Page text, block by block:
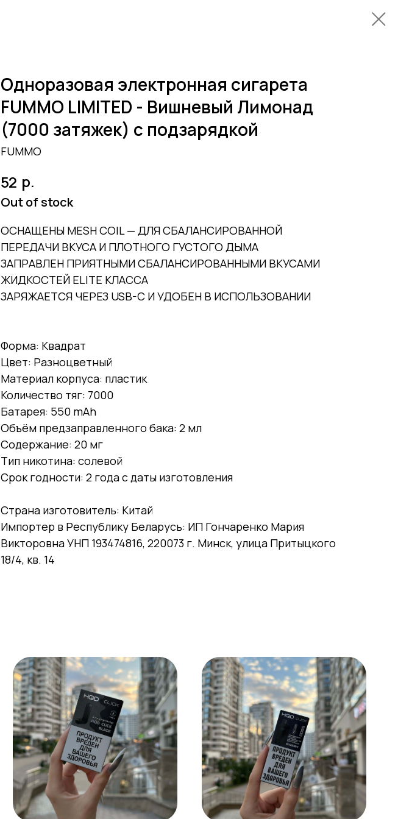
Одноразовая электронная сигарета
FUMMO LIMITED - Вишневый Лимонад
(7000 затяжек) с подзарядкой
FUMMO
52 р.
Out of stock
ОСНАЩЕНЫ MESH COIL — ДЛЯ СБАЛАНСИРОВАННОЙ
ПЕРЕДАЧИ ВКУСА И ПЛОТНОГО ГУСТОГО ДЫМА
ЗАПРАВЛЕН ПРИЯТНЫМИ СБАЛАНСИРОВАННЫМИ ВКУСАМИ
ЖИДКОСТЕЙ ELITE КЛАССА
ЗАРЯЖАЕТСЯ ЧЕРЕЗ USB-C И УДОБЕН В ИСПОЛЬЗОВАНИИ
Форма: Квадрат
Цвет: Разноцветный
Материал корпуса: пластик
Количество тяг: 7000
Батарея: 550 mAh
Объём предзаправленного бака: 2 мл
Содержание: 20 мг
Тип никотина: солевой
Срок годности: 2 года с даты изготовления
Страна изготовитель: Китай
Импортер в Республику Беларусь: ИП Гончаренко Мария
Викторовна УНП 193474816, 220073 г. Минск, улица Притыцкого
18/4, кв. 14